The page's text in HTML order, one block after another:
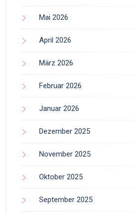
Mai 2026
April 2026
März 2026
Februar 2026
Januar 2026
Dezember 2025
November 2025
Oktober 2025
September 2025